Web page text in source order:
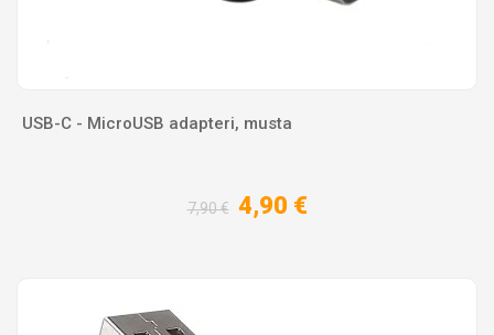
USB-C - MicroUSB adapteri, musta
7,90 € 4,90 €